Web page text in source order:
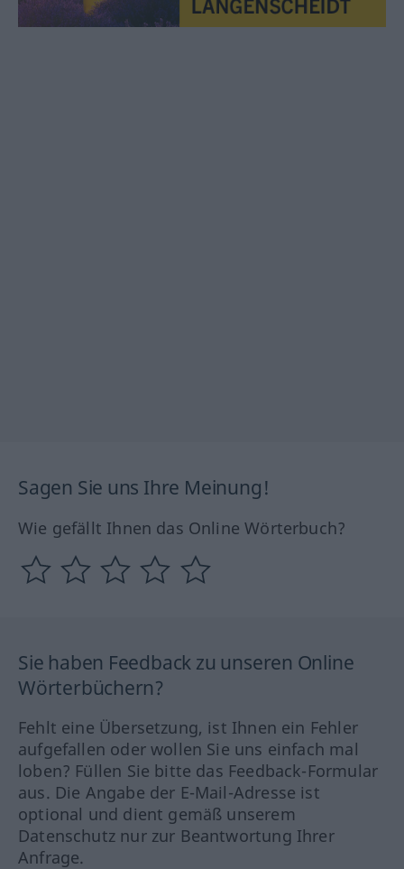
Sagen Sie uns Ihre Meinung!
Wie gefällt Ihnen das Online Wörterbuch?
Sie haben Feedback zu unseren Online
Wörterbüchern?
Fehlt eine Übersetzung, ist Ihnen ein Fehler
aufgefallen oder wollen Sie uns einfach mal
loben? Füllen Sie bitte das Feedback-Formular
aus. Die Angabe der E-Mail-Adresse ist
optional und dient gemäß unserem
Datenschutz nur zur Beantwortung Ihrer
Anfrage.